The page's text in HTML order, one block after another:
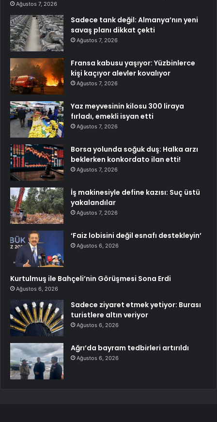
Ağustos 7, 2026
Sadece tank değil: Almanya’nın yeni
savaş planı dikkat çekti
Ağustos 7, 2026
Fransa kabusu yaşıyor: Yüzbinlerce
kişi kaçıyor alevler kovalıyor
Ağustos 7, 2026
Yaz meyvesinin kilosu 300 liraya
fırladı, emekli isyan etti
Ağustos 7, 2026
Borsa yolunda soğuk duş: Halka arzı
beklerken konkordato ilan etti!
Ağustos 7, 2026
İş makinesiyle define kazısı: Suç üstü
yakalandılar
Ağustos 7, 2026
‘Faiz lobisini değil esnafı destekleyin’
Ağustos 6, 2026
Kurtulmuş ile Bahçeli’nin Görüşmesi Sona Erdi
Ağustos 6, 2026
Sadece ziyaret etmek yetiyor: Burası
turistlere altın veriyor
Ağustos 6, 2026
Ağrı’da bayram tedbirleri artırıldı
Ağustos 6, 2026